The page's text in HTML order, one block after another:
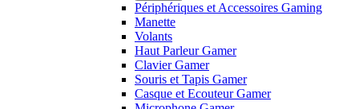
Périphériques et Accessoires Gaming
Manette
Volants
Haut Parleur Gamer
Clavier Gamer
Souris et Tapis Gamer
Casque et Ecouteur Gamer